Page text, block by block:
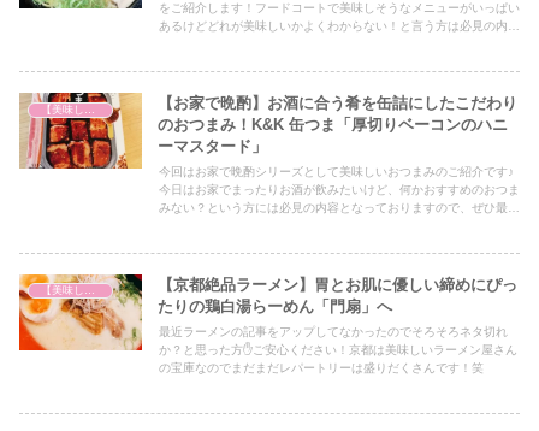
をご紹介します！フードコートで美味しそうなメニューがいっぱい
あるけどどれが美味しいかよくわからない！と言う方は必見の内容
【お家で晩酌】お酒に合う肴を缶詰にしたこだわり
のおつまみ！K&K 缶つま「厚切りベーコンのハニ
ーマスタード」
今回はお家で晩酌シリーズとして美味しいおつまみのご紹介です♪
今日はお家でまったりお酒が飲みたいけど、何かおすすめのおつま
みない？という方には必見の内容となっておりますので、ぜひ最後
【美味しいは正義】
【京都絶品ラーメン】胃とお肌に優しい締めにぴっ
たりの鶏白湯らーめん「門扇」へ
最近ラーメンの記事をアップしてなかったのでそろそろネタ切れ
か？と思った方✋ご安心ください！京都は美味しいラーメン屋さん
の宝庫なのでまだまだレパートリーは盛りだくさんです！笑